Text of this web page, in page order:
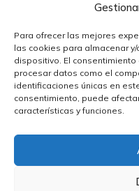
Para ofrecer las mejores
las cookies para almacenar
dispositivo. El
procesar datos como el
identificaciones únicas en
consentimiento, puede
características y funciones.
Contacto